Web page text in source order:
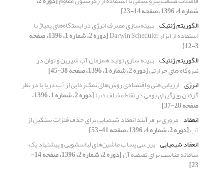
شماره 4، 1396، صفحه 14-23]
الگوریتم ژنتیک بهینه‌سازی مصرف انرژی در ایستگاه‌های پمپاژ با
استفاده از ابزار Darwin Scheduler [دوره 2، شماره 1، 1396، صفحه
3-12]
الگوریتم ژنتیک بهینه سازی تولید همزمان آب شیرین و توان در
نیروگاه های حرارتی[دوره 2، شماره 1، 1396، صفحه 38-45]
انرژی ارزیابی فنی و اقتصادی روش‌های نمک‌زدایی از آب دریا با در نظر
گرفتن ویژگیهای بومی در نقاط مختلف دنیا [دوره 2، شماره 1، 1396،
صفحه 28-37]
انعقاد مروری بر فرآیند انعقاد شیمیایی برای حذف فلزات سنگین از
آب[دوره 2، شماره 4، 1396، صفحه 41-53]
انعقاد شیمیایی بررسی پساب ماشین‌های لباسشویی و پیشنهاد یک
سامانه مناسب برای تصفیه آن [دوره 2، شماره 2، 1396، صفحه 14-
23]